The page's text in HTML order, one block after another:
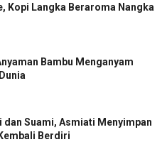
Kopi Langka Beraroma Nangka
Bambu Menganyam
dan Suami, Asmiati Menyimpan
Berdiri